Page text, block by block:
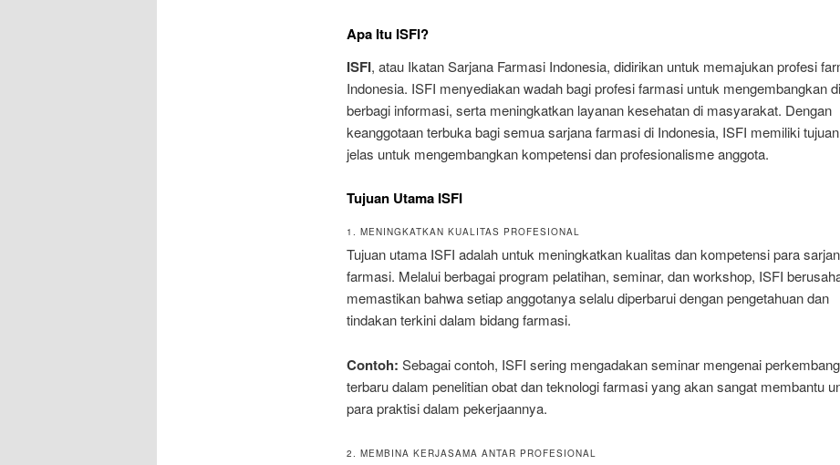
Apa Itu ISFI?
ISFI, atau Ikatan Sarjana Farmasi Indonesia, didirikan untuk memajukan profesi
Indonesia. ISFI menyediakan wadah bagi profesi farmasi untuk mengembangkan
berbagi informasi, serta meningkatkan layanan kesehatan di masyarakat. Dengan
keanggotaan terbuka bagi semua sarjana farmasi di Indonesia, ISFI memiliki
jelas untuk mengembangkan kompetensi dan profesionalisme anggota.
Tujuan Utama ISFI
1. MENINGKATKAN KUALITAS PROFESIONAL
Tujuan utama ISFI adalah untuk meningkatkan kualitas dan kompetensi para
farmasi. Melalui berbagai program pelatihan, seminar, dan workshop, ISFI
memastikan bahwa setiap anggotanya selalu diperbarui dengan pengetahuan dan
tindakan terkini dalam bidang farmasi.
Contoh: Sebagai contoh, ISFI sering mengadakan seminar mengenai
terbaru dalam penelitian obat dan teknologi farmasi yang akan sangat membantu
para praktisi dalam pekerjaannya.
2. MEMBINA KERJASAMA ANTAR PROFESIONAL